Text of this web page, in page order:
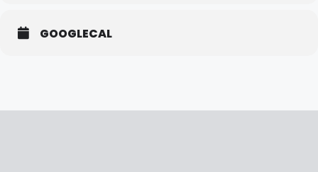
GOOGLECAL